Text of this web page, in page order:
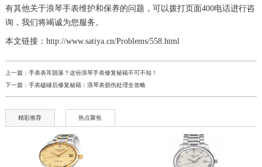
有其他关于浪琴手表维护和保养的问题，可以拨打页面400电话进行咨
询，我们将竭诚为您服务。
本文链接：http://www.satiya.cn/Problems/558.html
上一篇： 手表表耳脱落？这份浪琴手表修复秘籍不可不知！
下一篇： 手表磕碰后修复秘籍：浪琴表损伤处理全攻略
精彩推荐 热点聚焦